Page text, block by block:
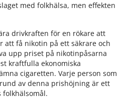
med folkhälsa, men effekten
drivkraften för en rökare att
att få nikotin på ett säkrare och
upp priset på nikotinpåsarna
kraftfulla ekonomiska
cigaretten. Varje person som
av denna prishöjning är ett
folkhälsomål.